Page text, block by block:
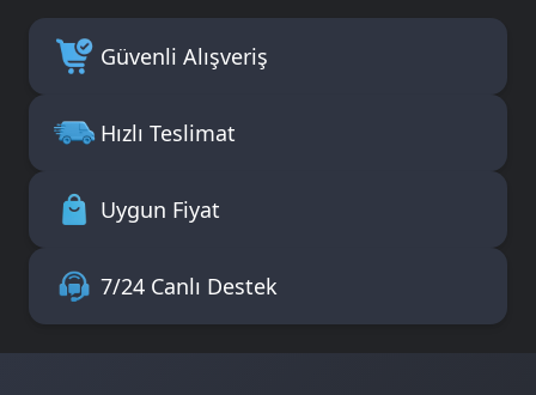
Güvenli Alışveriş
Hızlı Teslimat
Uygun Fiyat
7/24 Canlı Destek